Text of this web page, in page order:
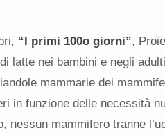
“I primi 100o giorni”,
latte nei bambini e negli
mammarie dei
in funzione delle necessità
mammifero tranne